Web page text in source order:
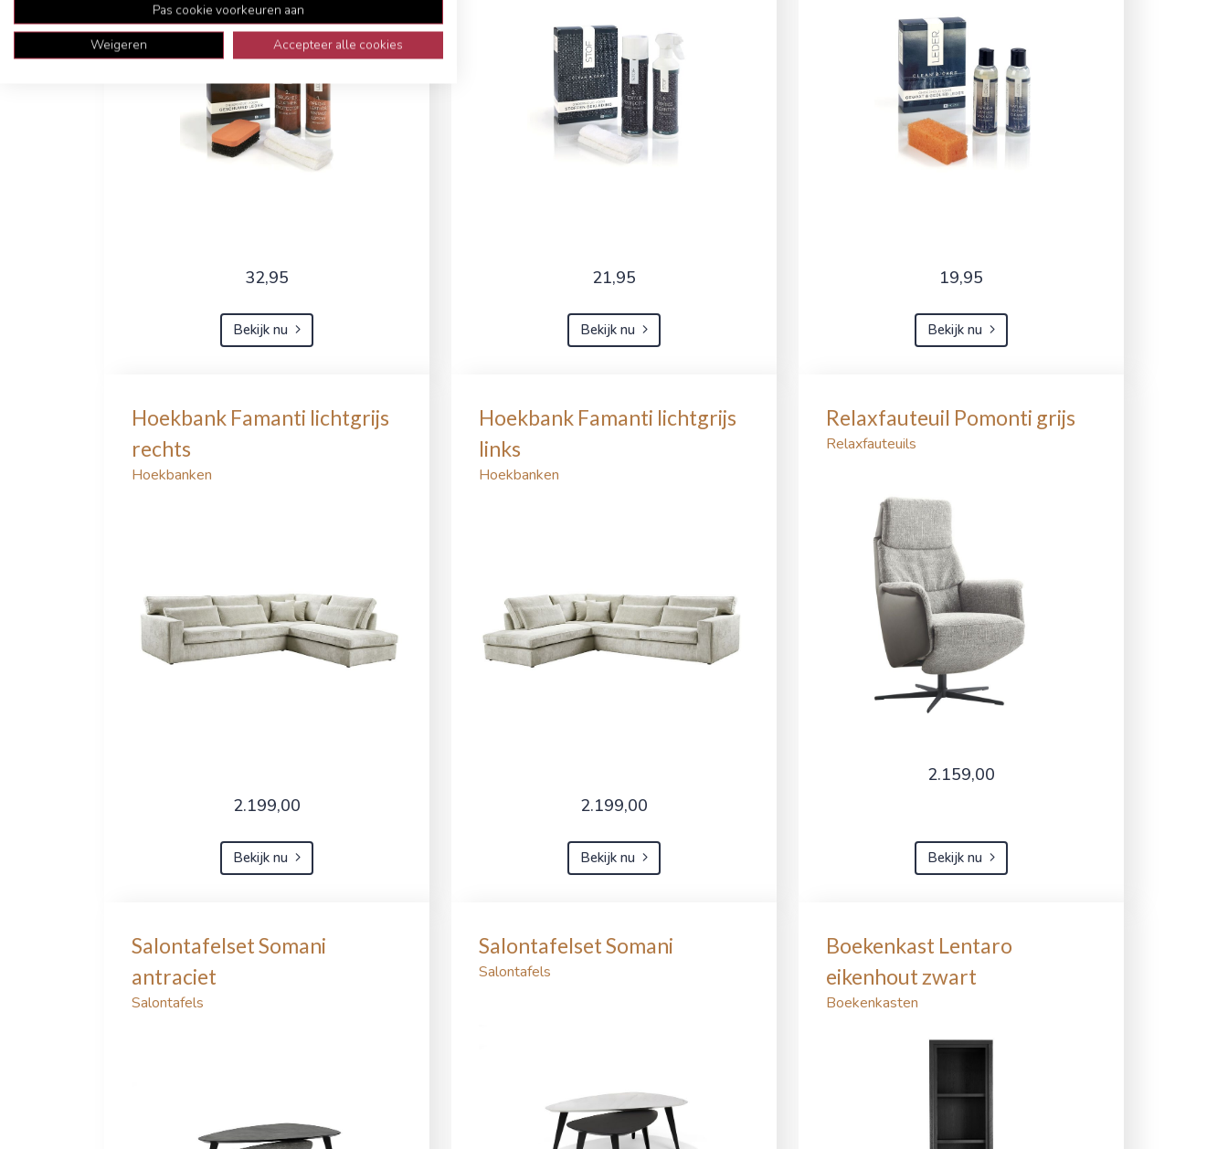
32,95
Bekijk nu
21,95
Bekijk nu
19,95
Bekijk nu
Hoekbank Famanti lichtgrijs
rechts
Hoekbanken
2.199,00
Bekijk nu
Hoekbank Famanti lichtgrijs
links
Hoekbanken
2.199,00
Bekijk nu
Relaxfauteuil Pomonti grijs
Relaxfauteuils
2.159,00
Bekijk nu
Salontafelset Somani
antraciet
Salontafels
Salontafelset Somani
Salontafels
Boekenkast Lentaro
eikenhout zwart
Boekenkasten
Pas cookie voorkeuren aan
Weigeren
Accepteer alle cookies